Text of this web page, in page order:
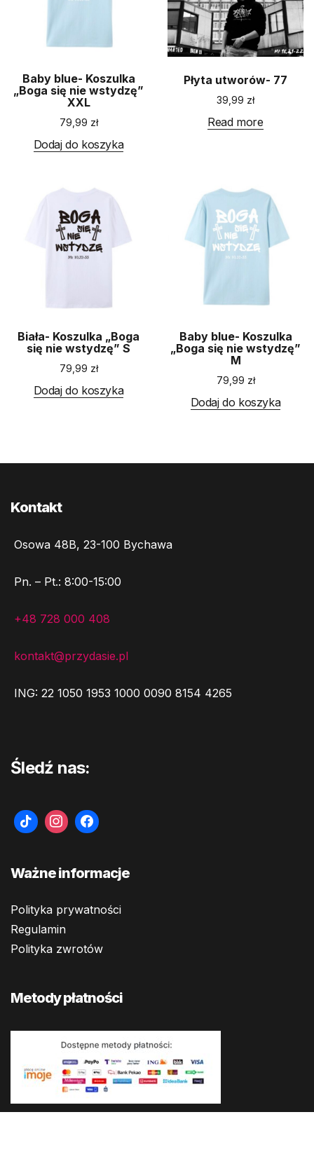
Baby blue- Koszulka
„Boga się nie wstydzę”
XXL
79,99 zł
Dodaj do koszyka
Płyta utworów- 77
39,99 zł
Read more
Biała- Koszulka „Boga
się nie wstydzę” S
79,99 zł
Dodaj do koszyka
Baby blue- Koszulka
„Boga się nie wstydzę”
M
79,99 zł
Dodaj do koszyka
Kontakt
Osowa 48B, 23-100 Bychawa
Pn. – Pt.: 8:00-15:00
+48 728 000 408
kontakt@przydasie.pl
ING: 22 1050 1953 1000 0090 8154 4265
Śledź nas:
Ważne informacje
Polityka prywatności
Regulamin
Polityka zwrotów
Metody płatności